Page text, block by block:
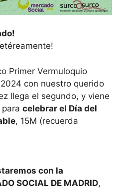
Primer Vermuloquio
con nuestro querido
llega el segundo, y viene
celebrar el Día del
, 15M (recuerda
con la
SOCIAL DE MADRID,